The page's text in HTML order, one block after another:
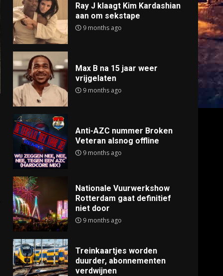
Ray J klaagt Kim Kardashian
aan om sekstape
9 months ago
Max B na 15 jaar weer
vrijgelaten
9 months ago
Anti-AZC nummer Broken
Veteran alsnog offline
9 months ago
Nationale Vuurwerkshow
Rotterdam gaat definitief
niet door
9 months ago
Treinkaartjes worden
duurder, abonnementen
verdwijnen